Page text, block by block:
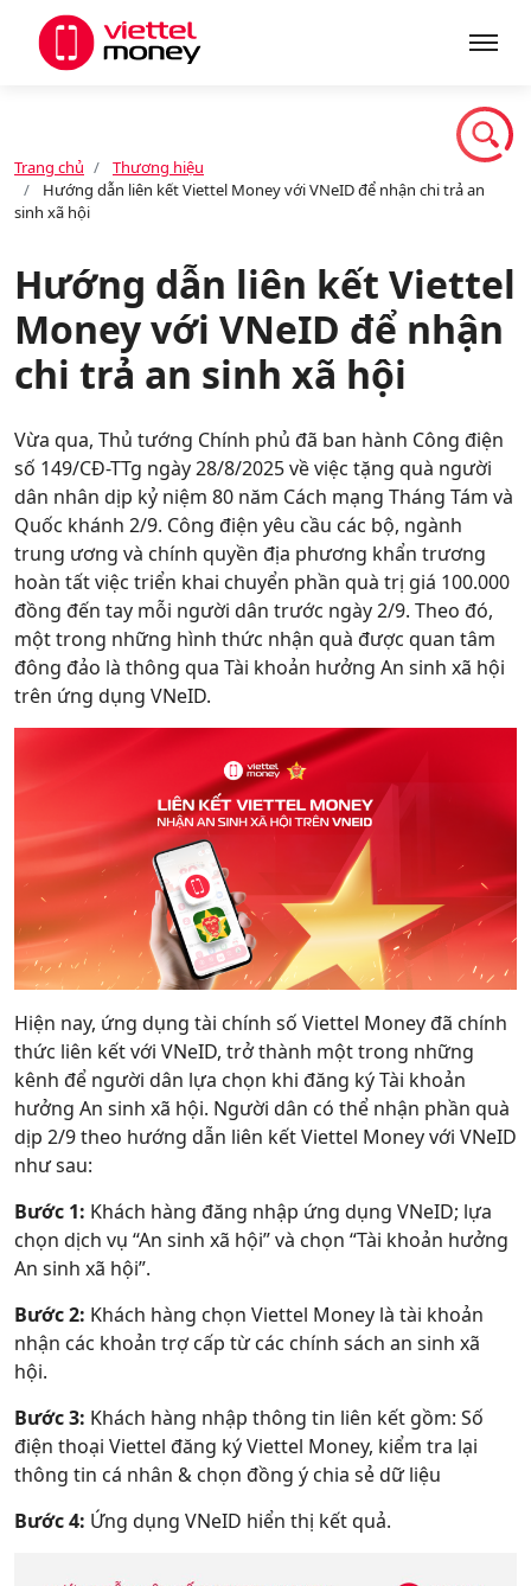
Sản phẩm
Dịch vụ
Tin tức
Khuyến mãi
Hỗ trợ
Trang chủ
Thương hiệu
Hướng dẫn liên kết Viettel Money với VNeID để nhận chi trả an
sinh xã hội
Hướng dẫn liên kết Viettel
Money với VNeID để nhận
chi trả an sinh xã hội
Vừa qua, Thủ tướng Chính phủ đã ban hành Công điện
số 149/CĐ-TTg ngày 28/8/2025 về việc tặng quà người
dân nhân dịp kỷ niệm 80 năm Cách mạng Tháng Tám và
Quốc khánh 2/9. Công điện yêu cầu các bộ, ngành
trung ương và chính quyền địa phương khẩn trương
hoàn tất việc triển khai chuyển phần quà trị giá 100.000
đồng đến tay mỗi người dân trước ngày 2/9. Theo đó,
một trong những hình thức nhận quà được quan tâm
đông đảo là thông qua Tài khoản hưởng An sinh xã hội
trên ứng dụng VNeID.
Hiện nay, ứng dụng tài chính số Viettel Money đã chính
thức liên kết với VNeID, trở thành một trong những
kênh để người dân lựa chọn khi đăng ký Tài khoản
hưởng An sinh xã hội. Người dân có thể nhận phần quà
dịp 2/9 theo hướng dẫn liên kết Viettel Money với VNeID
như sau:
Bước 1: Khách hàng đăng nhập ứng dụng VNeID; lựa
chọn dịch vụ “An sinh xã hội” và chọn “Tài khoản hưởng
An sinh xã hội”.
Bước 2: Khách hàng chọn Viettel Money là tài khoản
nhận các khoản trợ cấp từ các chính sách an sinh xã
hội.
Bước 3: Khách hàng nhập thông tin liên kết gồm: Số
điện thoại Viettel đăng ký Viettel Money, kiểm tra lại
thông tin cá nhân & chọn đồng ý chia sẻ dữ liệu
Bước 4: Ứng dụng VNeID hiển thị kết quả.